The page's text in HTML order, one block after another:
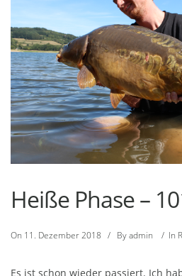
Heiße Phase –
On 11. Dezember 2018 / Byadmin / In
Es ist schon wieder passiert. Ich